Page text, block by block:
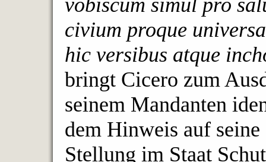
civium proque
hic versibus atque
bringt Cicero zum
seinem Mandanten
dem Hinweis auf
Stellung im Staat